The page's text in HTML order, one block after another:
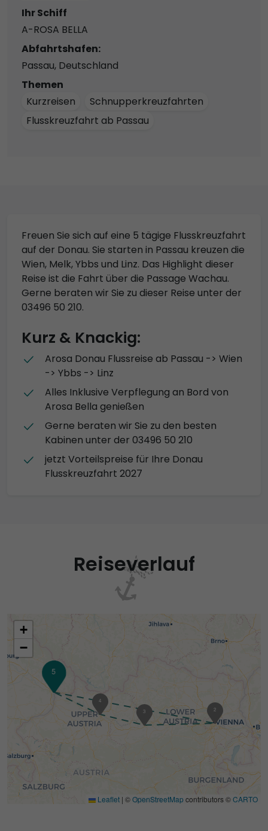
Ihr Schiff
A-ROSA BELLA
Abfahrtshafen:
Passau, Deutschland
Themen
Kurzreisen
Schnupperkreuzfahrten
Flusskreuzfahrt ab Passau
Freuen Sie sich auf eine 5 tägige Flusskreuzfahrt
auf der Donau. Sie starten in Passau kreuzen die
Wien, Melk, Ybbs und Linz. Das Highlight dieser
Reise ist die Fahrt über die Passage Wachau.
Gerne beraten wir Sie zu dieser Reise unter der
03496 50 210.
Kurz & Knackig:
Arosa Donau Flussreise ab Passau -> Wien
-> Ybbs -> Linz
Alles Inklusive Verpflegung an Bord von
Arosa Bella genießen
Gerne beraten wir Sie zu den besten
Kabinen unter der 03496 50 210
jetzt Vorteilspreise für Ihre Donau
Flusskreuzfahrt 2027
Reiseverlauf
2
3
4
5
+
−
Leaflet | ©OpenStreetMap contributors ©CARTO